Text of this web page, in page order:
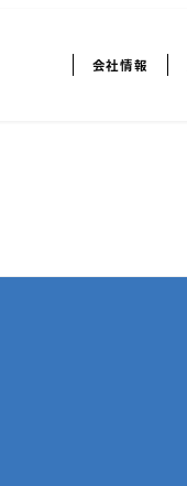
会社情報